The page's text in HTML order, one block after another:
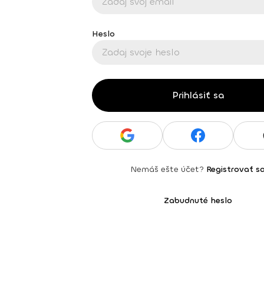
Heslo
Prihlásiť sa
Nemáš ešte účet? Registrovať
Zabudnuté heslo